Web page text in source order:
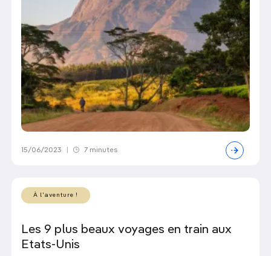
15/06/2023 7 minutes
À l'aventure !
Les 9 plus beaux voyages en train aux
Etats-Unis